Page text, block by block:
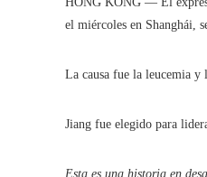
el miércoles en Shanghái,
La causa fue la leucemia
Jiang fue elegido para
Esta es una historia en